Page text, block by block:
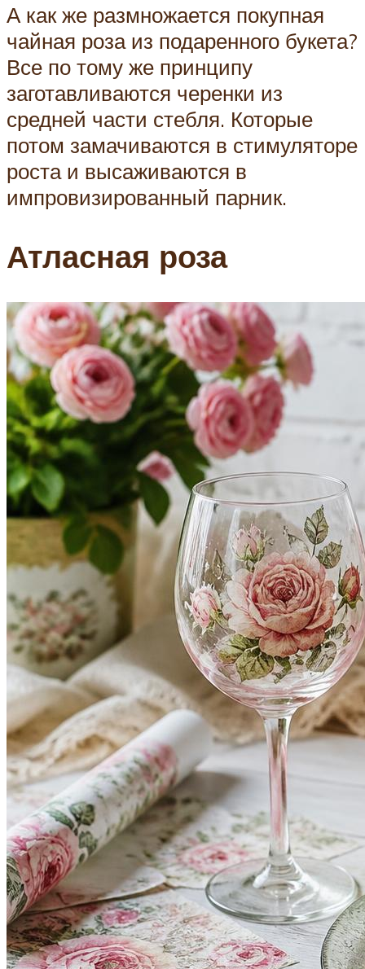
А как же размножается покупная
чайная роза из подаренного букета?
Все по тому же принципу
заготавливаются черенки из
средней части стебля. Которые
потом замачиваются в стимуляторе
роста и высаживаются в
импровизированный парник.
Атласная роза